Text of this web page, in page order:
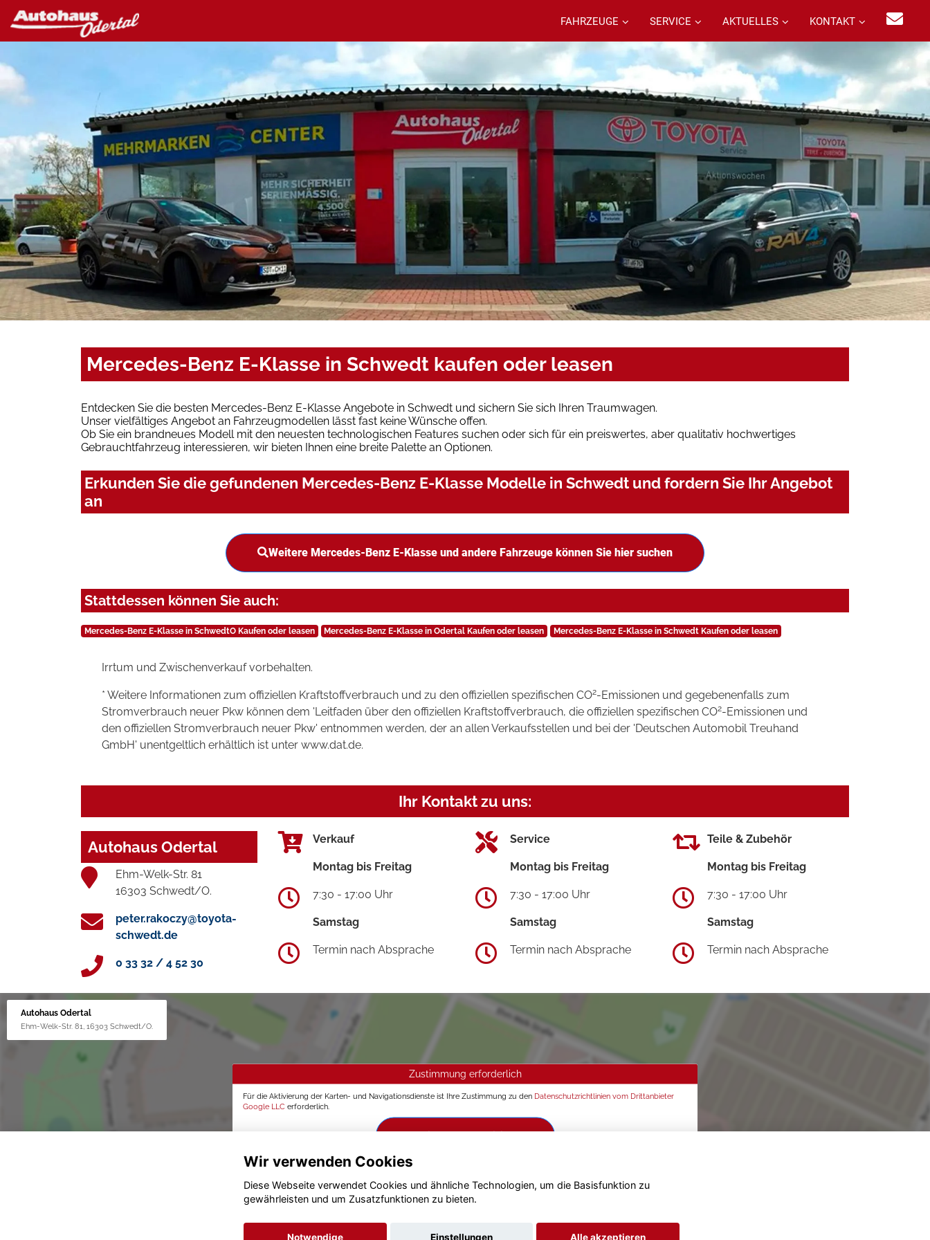
FAHRZEUGE SERVICE AKTUELLES KONTAKT
Mercedes-Benz E-Klasse in Schwedt kaufen oder leasen
Entdecken Sie die besten Mercedes-Benz E-Klasse Angebote in Schwedt und sichern Sie sich Ihren Traumwagen.
Unser vielfältiges Angebot an Fahrzeugmodellen lässt fast keine Wünsche offen.
Ob Sie ein brandneues Modell mit den neuesten technologischen Features suchen oder sich für ein preiswertes, aber qualitativ hochwertiges
Gebrauchtfahrzeug interessieren, wir bieten Ihnen eine breite Palette an Optionen.
Erkunden Sie die gefundenen Mercedes-Benz E-Klasse Modelle in Schwedt und fordern Sie Ihr Angebot
an
Weitere Mercedes-Benz E-Klasse und andere Fahrzeuge können Sie hier suchen
Stattdessen können Sie auch:
Mercedes-Benz E-Klasse in SchwedtO Kaufen oder leasen Mercedes-Benz E-Klasse in Odertal Kaufen oder leasen Mercedes-Benz E-Klasse in Schwedt Kaufen oder leasen
Irrtum und Zwischenverkauf vorbehalten.
* Weitere Informationen zum offiziellen Kraftstoffverbrauch und zu den offiziellen spezifischen CO2-Emissionen und gegebenenfalls zum
Stromverbrauch neuer Pkw können dem 'Leitfaden über den offiziellen Kraftstoffverbrauch, die offiziellen spezifischen CO2-Emissionen und
den offiziellen Stromverbrauch neuer Pkw' entnommen werden, der an allen Verkaufsstellen und bei der 'Deutschen Automobil Treuhand
GmbH' unentgeltlich erhältlich ist unter www.dat.de.
Ihr Kontakt zu uns:
Autohaus Odertal
Ehm-Welk-Str. 81
16303 Schwedt/O.
peter.rakoczy@toyota-
schwedt.de
0 33 32 / 4 52 30
Verkauf
Montag bis Freitag
7:30 - 17:00 Uhr
Samstag
Termin nach Absprache
Service
Montag bis Freitag
7:30 - 17:00 Uhr
Samstag
Termin nach Absprache
Teile & Zubehör
Montag bis Freitag
7:30 - 17:00 Uhr
Samstag
Termin nach Absprache
Autohaus Odertal
Ehm-Welk-Str. 81, 16303 Schwedt/O.
Zustimmung erforderlich
Für die Aktivierung der Karten- und Navigationsdienste ist Ihre Zustimmung zu den Datenschutzrichtlinien vom Drittanbieter
Google LLC erforderlich.
Wir verwenden Cookies
Diese Webseite verwendet Cookies und ähnliche Technologien, um die Basisfunktion zu
gewährleisten und um Zusatzfunktionen zu bieten.
Notwendige Einstellungen Alle akzeptieren